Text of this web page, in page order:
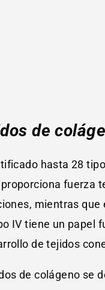
de
hasta 28
fuerza
mientras
IV tiene un papel
de tejidos
de colágeno se